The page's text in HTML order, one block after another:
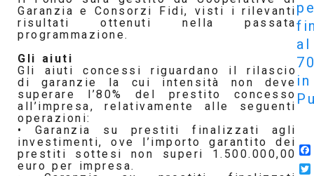
Garanzia e Consorzi Fidi, visti i rilevanti
risultati ottenuti nella passata
programmazione.
Gli aiuti
Gli aiuti concessi riguardano il rilascio
di garanzie la cui intensità non deve
superare l’80% del prestito concesso
all’impresa, relativamente alle seguenti
operazioni:
• Garanzia su prestiti finalizzati agli
investimenti, ove l’importo garantito dei
prestiti sottesi non superi 1.500.000,00
euro per impresa.
al
in